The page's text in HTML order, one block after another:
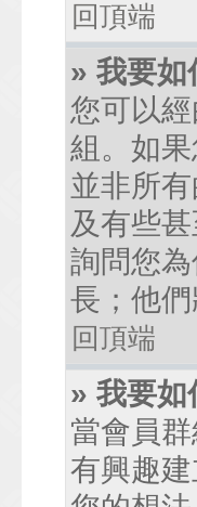
回頂端
» 我要如
您可以
組。如
並非所
及有些
詢問您
長；他們
回頂端
» 我要如
當會員
有興趣